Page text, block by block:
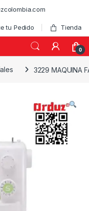
tu Pedido Tienda
0
3229 MAQUINA